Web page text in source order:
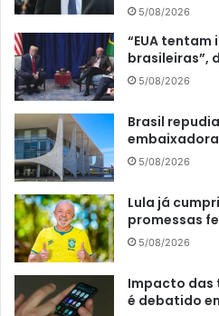
5/08/2026
“EUA
brasileiras”,
5/08/2026
Brasil
embaixadora
5/08/2026
Lula já
promessas
5/08/2026
Impacto das
é debatido